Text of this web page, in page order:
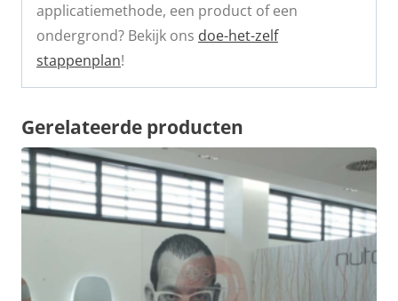
applicatiemethode, een product of een
ondergrond? Bekijk ons doe-het-zelf
stappenplan!
Gerelateerde producten